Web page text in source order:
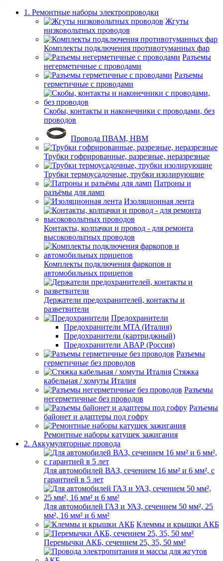
1. Ремонтные наборы электропроводки
Жгуты
низковольтных проводов
Комплекты подключения противотуманных фар
Разъемы
негерметичные с проводами
Разъемы
герметичные с проводами
Скобы, контакты и наконечники с проводами, без
проводов
Провода ПВАМ, НВМ
Трубки гофрированные, разрезные, неразрезные
Трубки термоусадочные, трубки изолирующие
Патроны и
разъёмы для ламп
Изоляционная лента
Контакты, колпачки и провод - для ремонта
высоковольтных проводов
Комплекты подключения фаркопов и
автомобильных прицепов
Держатели предохранителей, контакты и
разветвители
Предохранители
Предохранители MTA (Италия)
Предохранители (картриджный)
Предохранители АВАР (Россия)
Разъемы
герметичные без проводов
Стяжка
кабельная / хомуты Италия
Разъемы
негерметичные без проводов
Разъемы
байонет и адаптеры под гофру
Ремонтные наборы катушек зажигания
2. Аккумуляторные провода
Для автомобилей ВАЗ, сечением 16 мм² и 6 мм², с
гарантией в 5 лет
Для автомобилей ГАЗ и УАЗ, сечением 50 мм², 25
мм², 16 мм² и 6 мм²
Клеммы и крышки АКБ
Перемычки АКБ, сечением 25, 35, 50 мм²